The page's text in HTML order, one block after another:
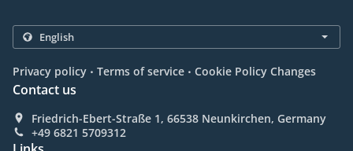
Privacy policy . Terms of service . Cookie Policy Changes
Contact us
Friedrich-Ebert-Straße 1, 66538 Neunkirchen, Germany
+49 6821 5709312